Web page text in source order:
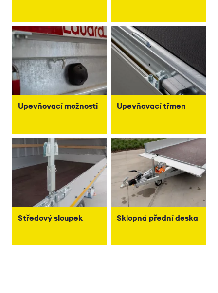
Upevňovací možnosti Upevňovací třmen
Středový sloupek Sklopná přední deska